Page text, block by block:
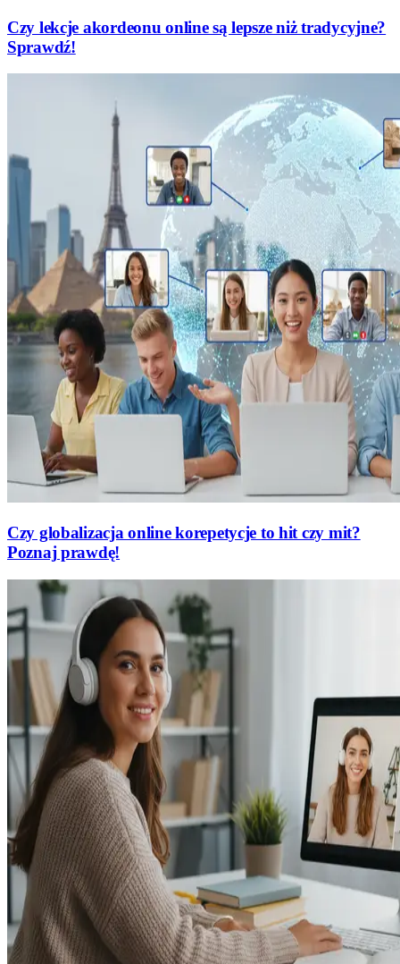
Czy lekcje akordeonu online są lepsze niż tradycyjne?
Sprawdź!
Czy globalizacja online korepetycje to hit czy mit?
Poznaj prawdę!